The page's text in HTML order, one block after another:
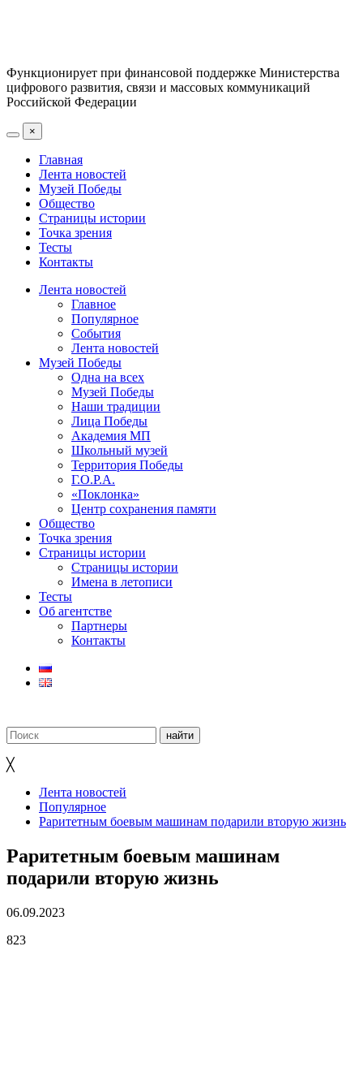
Функционирует при финансовой поддержке Министерства
цифрового развития, связи и массовых коммуникаций
Российской Федерации
×
Главная
Лента новостей
Музей Победы
Общество
Страницы истории
Точка зрения
Тесты
Контакты
Лента новостей
Главное
Популярное
События
Лента новостей
Музей Победы
Одна на всех
Музей Победы
Наши традиции
Лица Победы
Академия МП
Школьный музей
Территория Победы
Г.О.Р.А.
«Поклонка»
Центр сохранения памяти
Общество
Точка зрения
Страницы истории
Страницы истории
Имена в летописи
Тесты
Об агентстве
Партнеры
Контакты
╳
Лента новостей
Популярное
Раритетным боевым машинам подарили вторую жизнь
Раритетным боевым машинам
подарили вторую жизнь
06.09.2023
823